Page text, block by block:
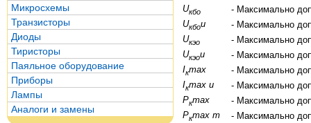
Микросхемы
Транзисторы
Диоды
Тиристоры
Паяльное оборудование
Приборы
Лампы
Аналоги и замены
Uкбо
- Максимально
Uкбои
- Максимально
Uкэо
- Максимально
Uкэои
- Максимально
Iкmax
- Максимально
Iкmax и
- Максимально
Pкmax
- Максимально
Pкmax т
- Максимально